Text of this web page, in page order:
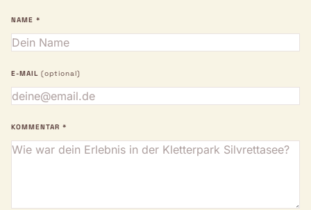
NAME *
E-MAIL (optional)
KOMMENTAR *